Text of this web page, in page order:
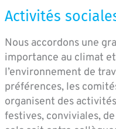
Activités
Nous accordons une
importance au climat
l’environnement de
préférences, les
organisent des
festives, conviviales,